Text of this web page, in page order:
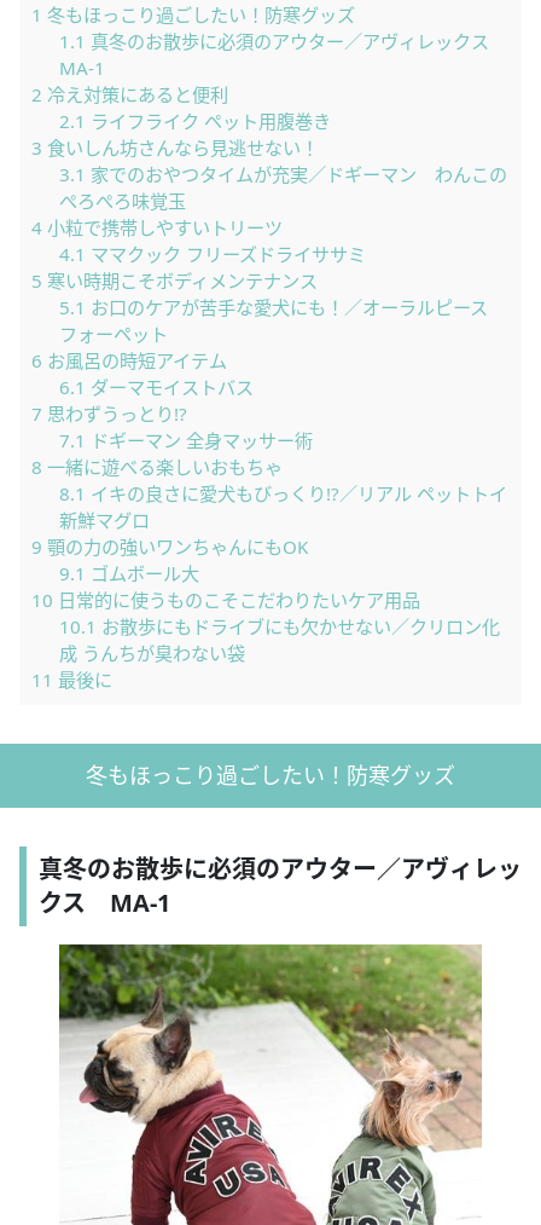
1 冬もほっこり過ごしたい！防寒グッズ
1.1 真冬のお散歩に必須のアウター／アヴィレックス
MA-1
2 冷え対策にあると便利
2.1 ライフライク ペット用腹巻き
3 食いしん坊さんなら見逃せない！
3.1 家でのおやつタイムが充実／ドギーマン わんこの
ぺろぺろ味覚玉
4 小粒で携帯しやすいトリーツ
4.1 ママクック フリーズドライササミ
5 寒い時期こそボディメンテナンス
5.1 お口のケアが苦手な愛犬にも！／オーラルピース
フォーペット
6 お風呂の時短アイテム
6.1 ダーマモイストバス
7 思わずうっとり!?
7.1 ドギーマン 全身マッサー術
8 一緒に遊べる楽しいおもちゃ
8.1 イキの良さに愛犬もびっくり!?／リアル ペットトイ
新鮮マグロ
9 顎の力の強いワンちゃんにもOK
9.1 ゴムボール大
10 日常的に使うものこそこだわりたいケア用品
10.1 お散歩にもドライブにも欠かせない／クリロン化
成 うんちが臭わない袋
11 最後に
冬もほっこり過ごしたい！防寒グッズ
真冬のお散歩に必須のアウター／アヴィレッ
クス MA-1